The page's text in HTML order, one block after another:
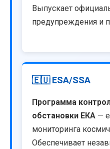
Выпускает
предупреждения и
🇪🇺 ESA/SSA
Программа
обстановки ЕКА —
мониторинга
Обеспечивает